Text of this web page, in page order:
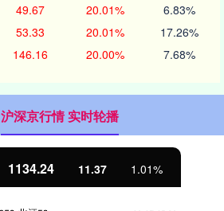
49.67 20.01% 6.83%
53.33 20.01% 17.26%
146.16 20.00% 7.68%
沪深京行情 实时轮播
1134.24 11.37 1.01%